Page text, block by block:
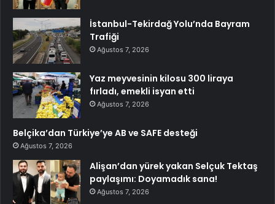
İstanbul-Tekirdağ Yolu’nda Bayram
Trafiği
Ağustos 7, 2026
Yaz meyvesinin kilosu 300 liraya
fırladı, emekli isyan etti
Ağustos 7, 2026
Belçika’dan Türkiye’ye AB ve SAFE desteği
Ağustos 7, 2026
Alişan’dan yürek yakan Selçuk Tektaş
paylaşımı: Doyamadık sana!
Ağustos 7, 2026